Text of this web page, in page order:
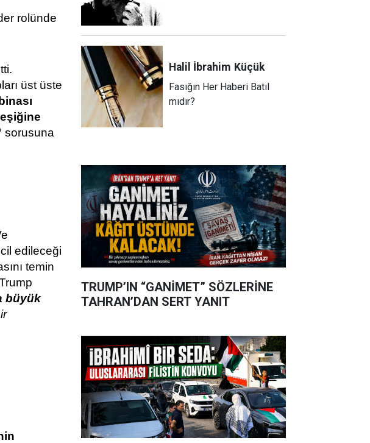
rolünde
üst üste
sorusuna
edileceği
temin
büyük
Halil İbrahim Küçük
Fasığın Her Haberi Batıl
mıdır?
TRUMP’IN “GANİMET” SÖZLERİNE
TAHRAN’DAN SERT YANIT